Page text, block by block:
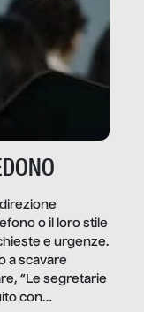
o il loro stile
e urgenze.
a scavare
“Le segretarie
con